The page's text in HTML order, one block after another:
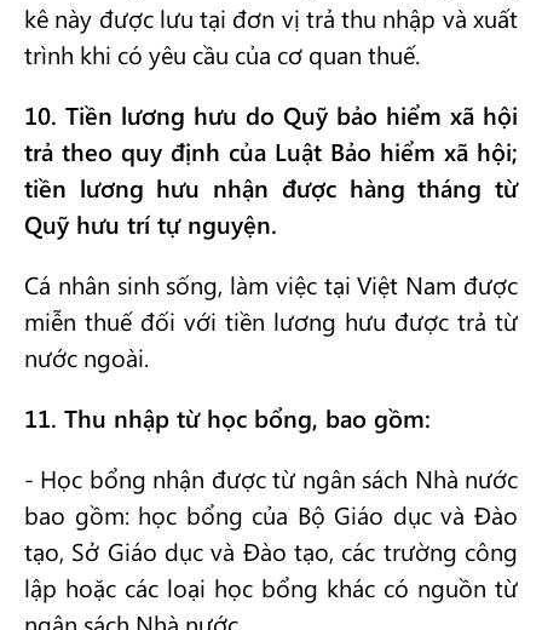
kê này được lưu tại đơn vị trả thu nhập và xuất
trình khi có yêu cầu của cơ quan thuế.
10. Tiền lương hưu do Quỹ bảo hiểm xã hội
trả theo quy định của Luật Bảo hiểm xã hội;
tiền lương hưu nhận được hàng tháng từ
Quỹ hưu trí tự nguyện.
Cá nhân sinh sống, làm việc tại Việt Nam được
miễn thuế đối với tiền lương hưu được trả từ
nước ngoài.
11. Thu nhập từ học bổng, bao gồm:
- Học bổng nhận được từ ngân sách Nhà nước
bao gồm: học bổng của Bộ Giáo dục và Đào
tạo, Sở Giáo dục và Đào tạo, các trường công
lập hoặc các loại học bổng khác có nguồn từ
ngân sách Nhà nước.